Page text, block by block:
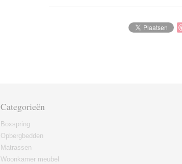
Categorieën
Boxspring
Opbergbedden
Matrassen
Woonkamer meubel